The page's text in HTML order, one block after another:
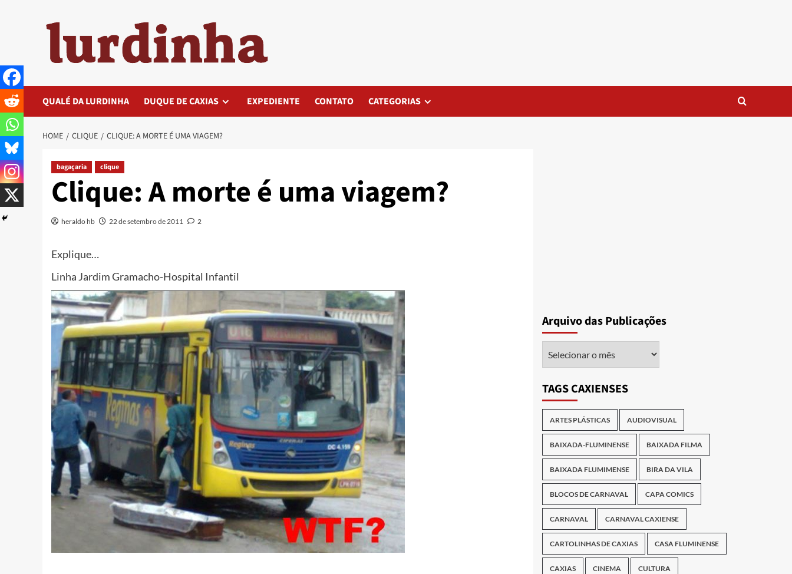
QUALÉ DA LURDINHA DUQUE DE CAXIAS EXPEDIENTE CONTATO CATEGORIAS
HOME CLIQUE CLIQUE: A MORTE É UMA VIAGEM?
bagaçaria clique
Clique: A morte é uma viagem?
heraldo hb 22 de setembro de 2011 2
Explique…
Linha Jardim Gramacho-Hospital Infantil
Arquivo das Publicações
TAGS CAXIENSES
ARTES PLÁSTICAS AUDIOVISUAL
BAIXADA-FLUMINENSE BAIXADA FILMA
BAIXADA FLUMIMENSE BIRA DA VILA
BLOCOS DE CARNAVAL CAPA COMICS
CARNAVAL CARNAVAL CAXIENSE
CARTOLINHAS DE CAXIAS CASA FLUMINENSE
CAXIAS CINEMA CULTURA